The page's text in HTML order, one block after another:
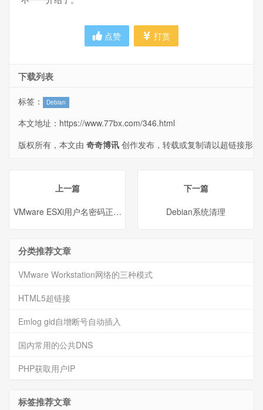
点赞 打赏
下载列表
标签： Debian
本文地址： https://www.77bx.com/346.html
版权所有，本文由 奇奇博讯 创作发布，转载或复制请以超链接形
上一篇
VMware ESXi用户名密码正确无法登陆
下一篇
Debian系统清理
分类推荐文章
VMware Workstation网络的三种模式
HTML5超链接
Emlog gid自增断号自动插入
国内常用的公共DNS
PHP获取用户IP
标签推荐文章